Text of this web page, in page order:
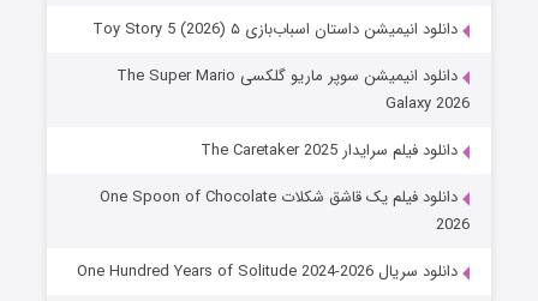
دانلود انیمیشن داستان اسباب‌بازی ۵ Toy Story 5 (2026)
دانلود انیمیشن سوپر ماریو گلکسی The Super Mario
Galaxy 2026
دانلود فیلم سرایدار The Caretaker 2025
دانلود فیلم یک قاشق شکلات One Spoon of Chocolate
2026
دانلود سریال One Hundred Years of Solitude 2024-2026